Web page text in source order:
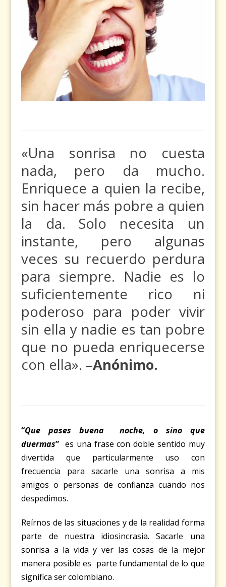
«Una sonrisa no cuesta
nada, pero da mucho.
Enriquece a quien la recibe,
sin hacer más pobre a quien
la da. Solo necesita un
instante, pero algunas
veces su recuerdo perdura
para siempre. Nadie es lo
suficientemente rico ni
poderoso para poder vivir
sin ella y nadie es tan pobre
que no pueda enriquecerse
con ella». –Anónimo.
“Que pases buena noche, o sino que
duermas” es una frase con doble sentido muy
divertida que particularmente uso con
frecuencia para sacarle una sonrisa a mis
amigos o personas de confianza cuando nos
despedimos.
Reírnos de las situaciones y de la realidad forma
parte de nuestra idiosincrasia. Sacarle una
sonrisa a la vida y ver las cosas de la mejor
manera posible es parte fundamental de lo que
significa ser colombiano.